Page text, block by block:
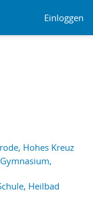
Einloggen
Hohes Kreuz
Heilbad